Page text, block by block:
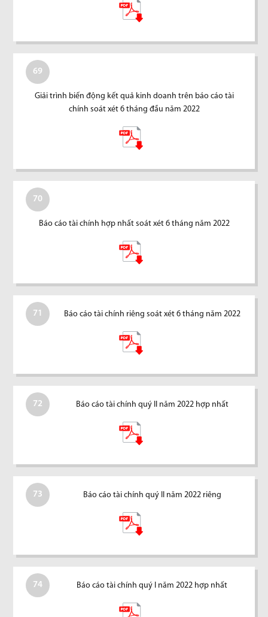
69
Giải trình biến động kết quả kinh doanh trên báo cáo tài
chính soát xét 6 tháng đầu năm 2022
70
Báo cáo tài chính hợp nhất soát xét 6 tháng năm 2022
71 Báo cáo tài chính riêng soát xét 6 tháng năm 2022
72 Báo cáo tài chính quý II năm 2022 hợp nhất
73 Báo cáo tài chính quý II năm 2022 riêng
74 Báo cáo tài chính quý I năm 2022 hợp nhất